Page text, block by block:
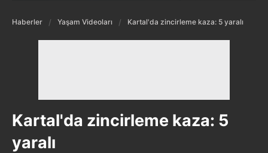
Haberler Yaşam Videoları Kartal'da zincirleme kaza: 5 yaralı
Kartal'da zincirleme kaza: 5
yaralı